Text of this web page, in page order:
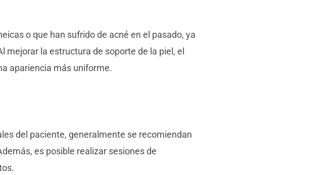
o que han sufrido de acné en el pasado, ya
la estructura de soporte de la piel, el
apariencia más uniforme.
del paciente, generalmente se recomiendan
es posible realizar sesiones de